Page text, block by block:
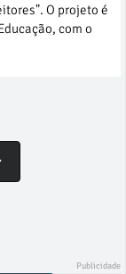
O projeto é
com o